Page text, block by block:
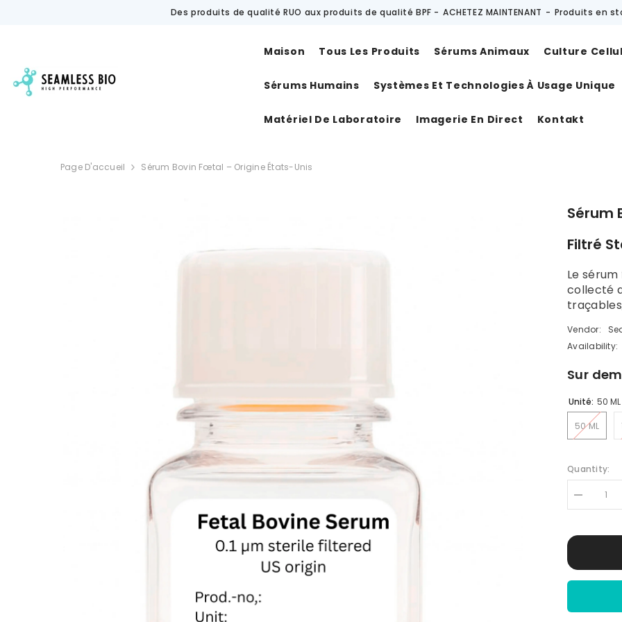
Des produits de qualité RUO aux produits de qualité BPF - ACHETEZ MAINTENANT - Produits en
Maison Tous Les Produits Sérums Animaux Culture
Sérums Humains Systèmes Et Technologies À Usage Unique
Matériel De Laboratoire Imagerie En Direct Kontakt
Page D'accueil Sérum Bovin Fœtal – Origine États-Unis
Sérum
Filtré
Le
collecté
Vendor:
Availability:
Sur
Unité: 50 ML
50 ML
Quantity:
Réduire
la
–
Origine
|